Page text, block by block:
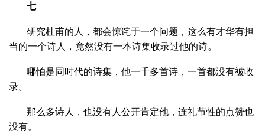
七
研究杜甫的人，都会惊诧于一个问题，这么有才华有担
当的一个诗人，竟然没有一本诗集收录过他的诗。
哪怕是同时代的诗集，他一千多首诗，一首都没有被收
录。
那么多诗人，也没有人公开肯定他，连礼节性的点赞也
没有。